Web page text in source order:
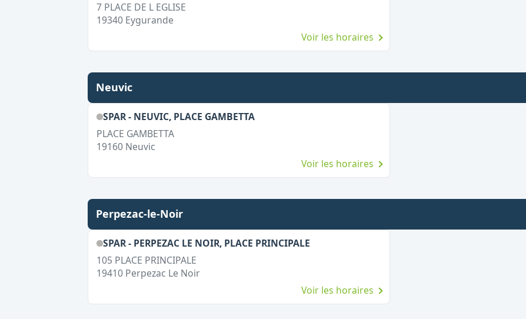
7 PLACE DE L EGLISE
19340 Eygurande
Voir les horaires
Neuvic
SPAR - NEUVIC, PLACE GAMBETTA
PLACE GAMBETTA
19160 Neuvic
Voir les horaires
Perpezac-le-Noir
SPAR - PERPEZAC LE NOIR, PLACE PRINCIPALE
105 PLACE PRINCIPALE
19410 Perpezac Le Noir
Voir les horaires